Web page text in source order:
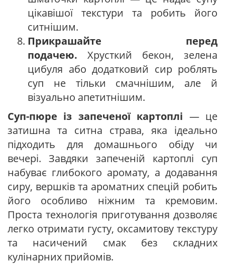
цікавішої текстури та робить його
ситнішим.
Прикрашайте перед
подачею. Хрусткий бекон, зелена
цибуля або додатковий сир роблять
суп не тільки смачнішим, але й
візуально апетитнішим.
Суп-пюре із запеченої картоплі — це
затишна та ситна страва, яка ідеально
підходить для домашнього обіду чи
вечері. Завдяки запеченій картоплі суп
набуває глибокого аромату, а додавання
сиру, вершків та ароматних спецій робить
його особливо ніжним та кремовим.
Проста технологія приготування дозволяє
легко отримати густу, оксамитову текстуру
та насичений смак без складних
кулінарних прийомів.